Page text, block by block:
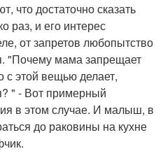
что достаточно сказать
раз, и его интерес
от запретов любопытство
"Почему мама запрещает
с этой вещью делает,
" - Вот примерный
в этом случае. И малыш, в
до раковины на кухне